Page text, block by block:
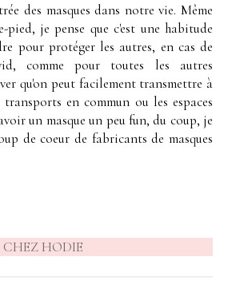
des masques dans notre vie. Même
pied, je pense que c'est une habitude
pour protéger les autres, en cas de
comme pour toutes les autres
qu'on peut facilement transmettre à
en commun ou les espaces
un masque un peu fun, du coup, je
de coeur de fabricants de masques
CHEZ HODIE